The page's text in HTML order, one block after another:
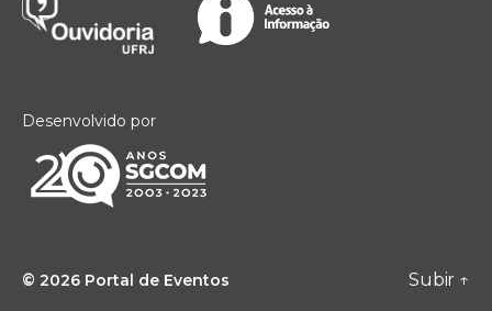
Desenvolvido por
© 2026 Portal de Eventos Subir ↑